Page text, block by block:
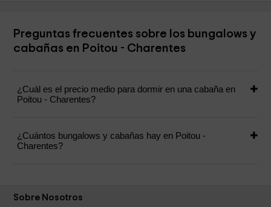
Preguntas frecuentes sobre los bungalows y
cabañas en Poitou - Charentes
¿Cuál es el precio medio para dormir en una cabaña en
Poitou - Charentes?
¿Cuántos bungalows y cabañas hay en Poitou -
Charentes?
Sobre Nosotros